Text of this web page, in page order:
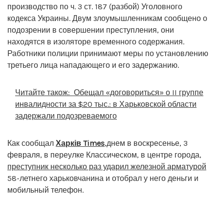
производство по ч. 3 ст. 187 (разбой) Уголовного
кодекса Украины. Двум злоумышленникам сообщено о
подозрении в совершении преступления, они
находятся в изоляторе временного содержания.
Работники полиции принимают меры по установлению
третьего лица нападающего и его задержанию.
Читайте також: Обещал «договориться» о II группе
инвалидности за $20 тыс.: в Харьковской области
задержали подозреваемого
Как сообщал Харків Times,днем ​​в воскресенье, 3
февраля, в переулке Классическом, в центре города,
преступник несколько раз ударил железной арматурой
58-летнего харьковчанина и отобрал у него деньги и
мобильный телефон.